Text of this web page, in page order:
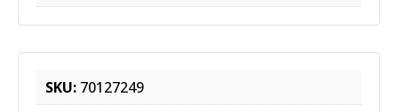
SKU: 70127249